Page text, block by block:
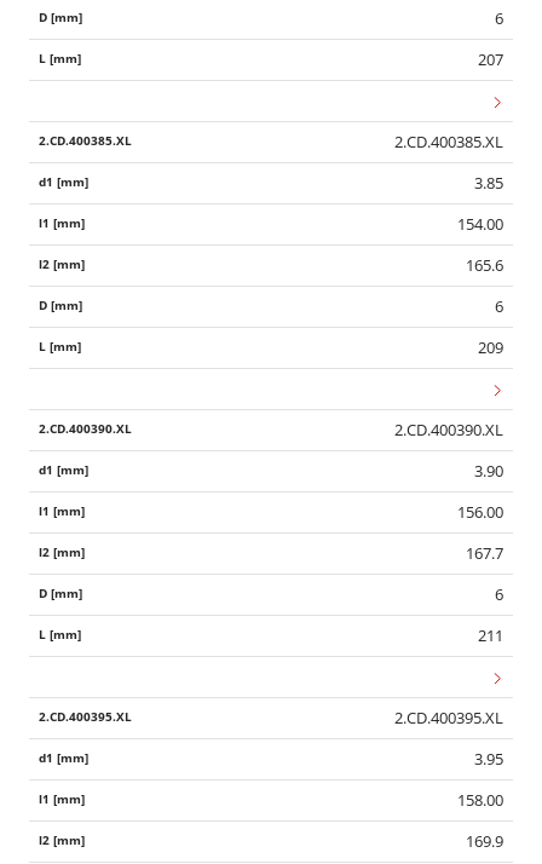
6
207
2.CD.400385.XL
3.85
154.00
165.6
6
209
2.CD.400390.XL
3.90
156.00
167.7
6
211
2.CD.400395.XL
3.95
158.00
169.9